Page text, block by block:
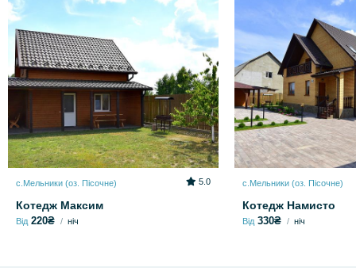
с.Мельники (оз. Пісочне) 5.0
Котедж Максим
Від 220₴ ніч
с.Мельники (оз. Пісочне)
Котедж Намисто
Від 330₴ ніч